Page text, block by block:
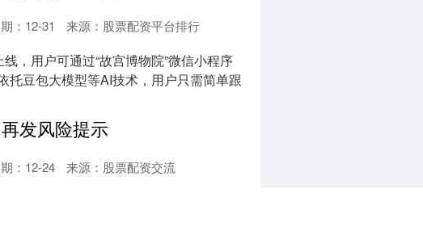
：12-31 来源：股票配资平台排行
，用户可通过“故宫博物院”微信小程序
托豆包大模型等AI技术，用户只需简单跟
发风险提示
：12-24 来源：股票配资交流